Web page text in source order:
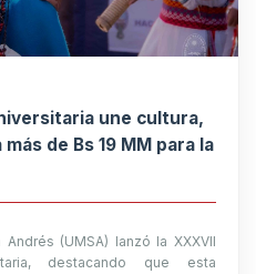
une cultura,
de Bs 19 MM para la
(UMSA) lanzó la XXXVII
destacando que esta